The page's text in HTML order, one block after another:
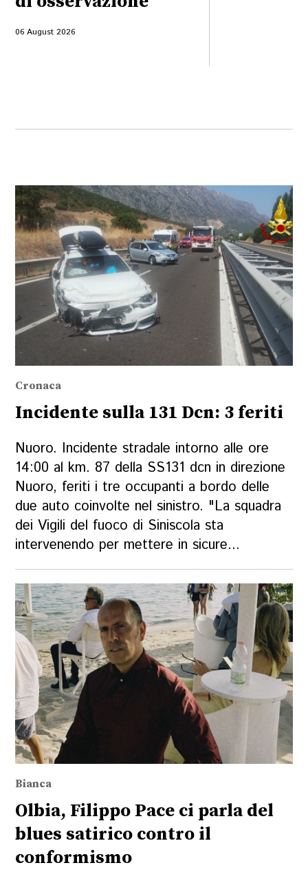
06 August 2026
Cronaca
Incidente sulla 131 Dcn: 3 feriti
Nuoro. Incidente stradale intorno alle ore
14:00 al km. 87 della SS131 dcn in direzione
Nuoro, feriti i tre occupanti a bordo delle
due auto coinvolte nel sinistro. "La squadra
dei Vigili del fuoco di Siniscola sta
intervenendo per mettere in sicure...
Bianca
Olbia, Filippo Pace ci parla del
blues satirico contro il
conformismo